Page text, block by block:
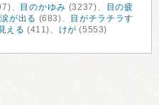
、 目のかゆみ (3237)、
目の疲
涙が出る (683)、
目がチラチラす
える (411)、 けが (5553)